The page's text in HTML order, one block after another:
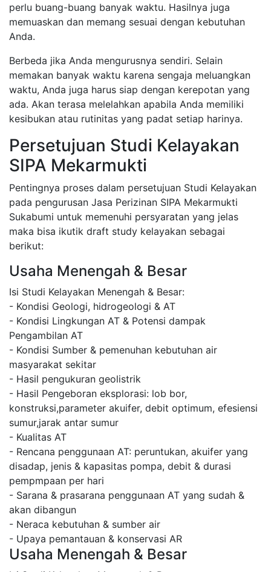
perlu buang-buang banyak waktu. Hasilnya juga
memuaskan dan memang sesuai dengan kebutuhan
Anda.
Berbeda jika Anda mengurusnya sendiri. Selain
memakan banyak waktu karena sengaja meluangkan
waktu, Anda juga harus siap dengan kerepotan yang
ada. Akan terasa melelahkan apabila Anda memiliki
kesibukan atau rutinitas yang padat setiap harinya.
Persetujuan Studi Kelayakan
SIPA Mekarmukti
Pentingnya proses dalam persetujuan Studi Kelayakan
pada pengurusan Jasa Perizinan SIPA Mekarmukti
Sukabumi untuk memenuhi persyaratan yang jelas
maka bisa ikutik draft study kelayakan sebagai
berikut:
Usaha Menengah & Besar
Isi Studi Kelayakan Menengah & Besar:
- Kondisi Geologi, hidrogeologi & AT
- Kondisi Lingkungan AT & Potensi dampak
Pengambilan AT
- Kondisi Sumber & pemenuhan kebutuhan air
masyarakat sekitar
- Hasil pengukuran geolistrik
- Hasil Pengeboran eksplorasi: lob bor,
konstruksi,parameter akuifer, debit optimum, efesiensi
sumur,jarak antar sumur
- Kualitas AT
- Rencana penggunaan AT: peruntukan, akuifer yang
disadap, jenis & kapasitas pompa, debit & durasi
pempmpaan per hari
- Sarana & prasarana penggunaan AT yang sudah &
akan dibangun
- Neraca kebutuhan & sumber air
- Upaya pemantauan & konservasi AR
Usaha Menengah & Besar